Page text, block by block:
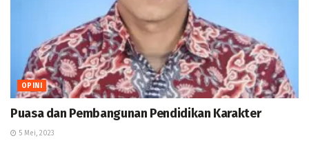
OPINI
Puasa dan Pembangunan Pendidikan Karakter
5 Mei, 2023